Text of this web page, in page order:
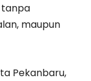
maupun
Pekanbaru,